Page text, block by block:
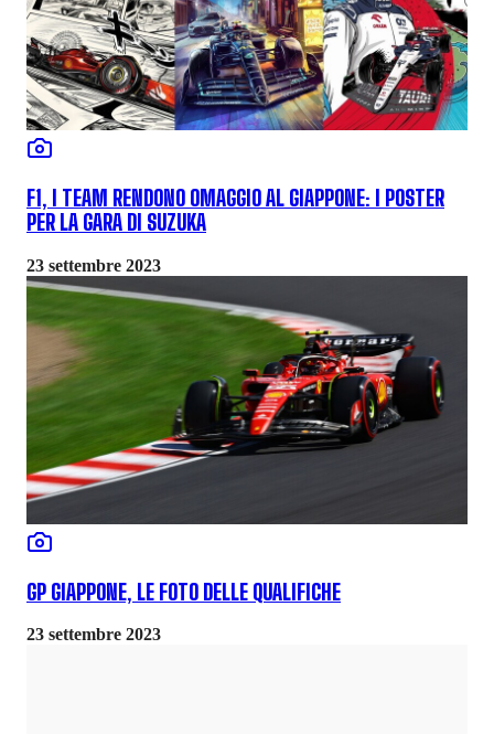
F1, I TEAM RENDONO OMAGGIO AL GIAPPONE: I POSTER
PER LA GARA DI SUZUKA
23 settembre 2023
GP GIAPPONE, LE FOTO DELLE QUALIFICHE
23 settembre 2023